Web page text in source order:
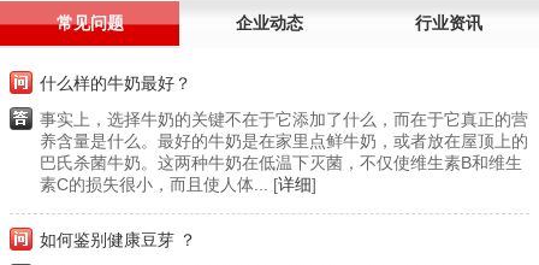
常见问题 企业动态 行业资讯
什么样的牛奶最好？
事实上，选择牛奶的关键不在于它添加了什么，而在于它真正的营
养含量是什么。最好的牛奶是在家里点鲜牛奶，或者放在屋顶上的
巴氏杀菌牛奶。这两种牛奶在低温下灭菌，不仅使维生素B和维生
素C的损失很小，而且使人体... [详细]
如何鉴别健康豆芽 ？